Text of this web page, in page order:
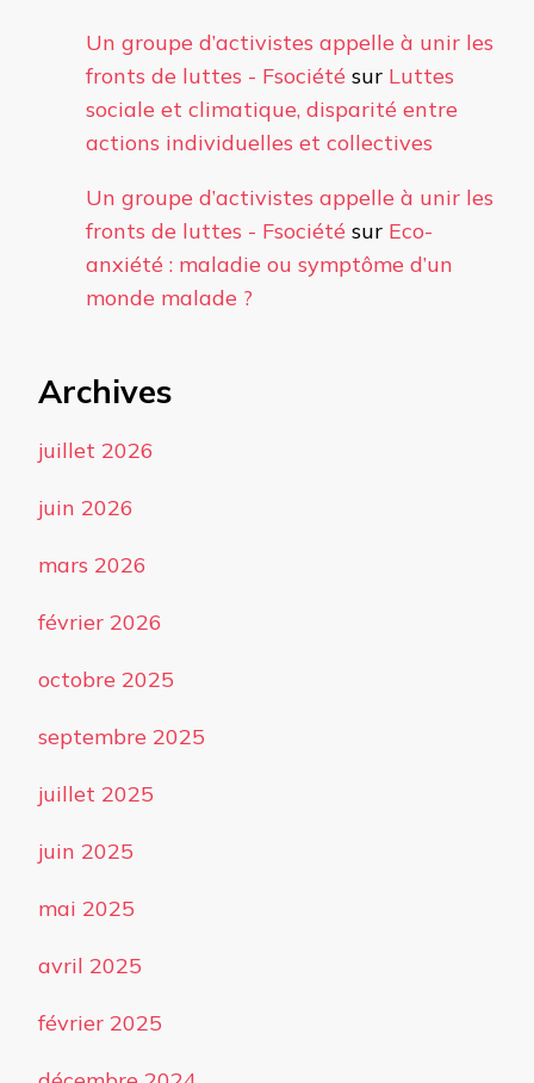
Un groupe d’activistes appelle à unir les
fronts de luttes - Fsociété sur Luttes
sociale et climatique, disparité entre
actions individuelles et collectives
Un groupe d’activistes appelle à unir les
fronts de luttes - Fsociété sur Eco-
anxiété : maladie ou symptôme d’un
monde malade ?
Archives
juillet 2026
juin 2026
mars 2026
février 2026
octobre 2025
septembre 2025
juillet 2025
juin 2025
mai 2025
avril 2025
février 2025